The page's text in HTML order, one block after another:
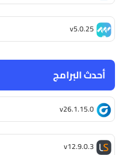
أحدث البرامج
v26.1.15.0
v12.9.0.3
v5.0.25